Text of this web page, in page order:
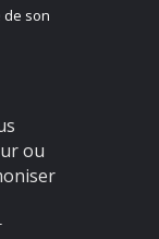
de son
ou